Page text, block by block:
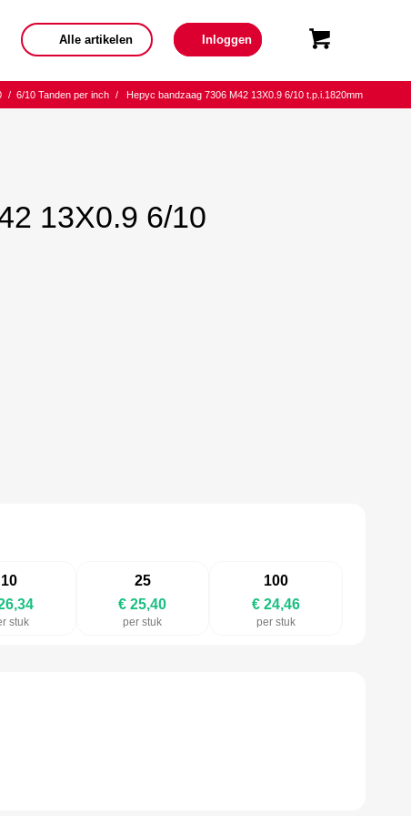
Alle artikelen Inloggen
/ 6/10 Tanden per inch / Hepyc bandzaag 7306 M42 13X0.9 6/10 t.p.i.1820mm
13X0.9 6/10
10
stuk
25
€ 25,40
per stuk
100
€ 24,46
per stuk